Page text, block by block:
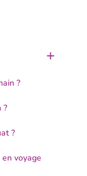
?
?
?
voyage